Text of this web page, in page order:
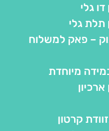
גלי
גלי
– פאק למשלוח
מיוחדת
קרטון